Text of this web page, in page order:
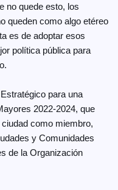
no quede esto, los
queden como algo etéreo
es de adoptar esos
política pública para
para una
2022-2024, que
como miembro,
y Comunidades
de la Organización